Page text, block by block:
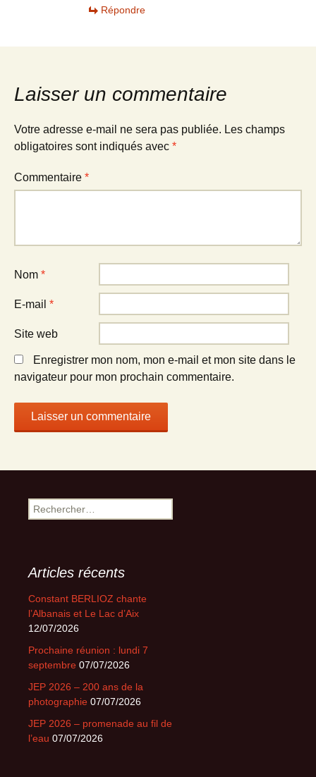
Répondre
Laisser un commentaire
Votre adresse e-mail ne sera pas publiée. Les champs
obligatoires sont indiqués avec *
Commentaire *
Nom *
E-mail *
Site web
Enregistrer mon nom, mon e-mail et mon site dans le
navigateur pour mon prochain commentaire.
Rechercher :
Articles récents
Constant BERLIOZ chante
l’Albanais et Le Lac d’Aix
12/07/2026
Prochaine réunion : lundi 7
septembre 07/07/2026
JEP 2026 – 200 ans de la
photographie 07/07/2026
JEP 2026 – promenade au fil de
l’eau 07/07/2026